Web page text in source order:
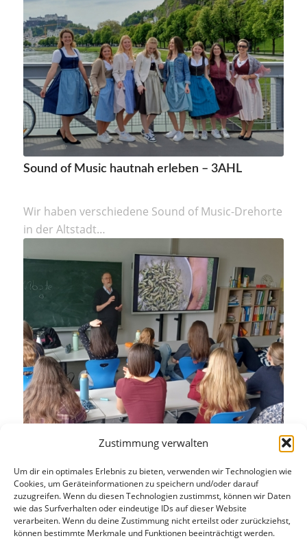
Zustimmung verwalten
Um dir ein optimales Erlebnis zu bieten, verwenden wir Technologien wie
Cookies, um Geräteinformationen zu speichern und/oder darauf
zuzugreifen. Wenn du diesen Technologien zustimmst, können wir Daten
wie das Surfverhalten oder eindeutige IDs auf dieser Website
verarbeiten. Wenn du deine Zustimmung nicht erteilst oder zurückziehst,
können bestimmte Merkmale und Funktionen beeinträchtigt werden.
Sound of Music hautnah erleben – 3AHL
Wir haben verschiedene Sound of Music-Drehorte
in der Altstadt…
Am 16. April 2026 besuchte P. Manfred Oßner vom
Orden der Herz-Jesu-Missionare…